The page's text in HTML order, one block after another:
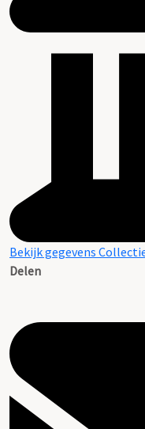
Bekijk gegevens
Delen